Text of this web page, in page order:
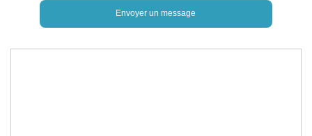
Envoyer un message